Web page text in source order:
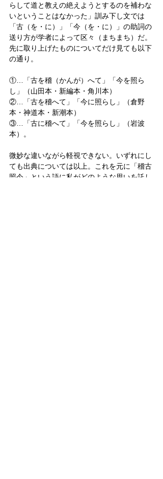
らして道と教えの絶えようとするのを補わな
いということはなかった」訓み下し文では
「古（を・に）」「今（を・に）」の助詞の
送り方が学者によって区々（まちまち）だ。
先に取り上げたものについてだけ見ても以下
の通り。
①…「古を稽（かんが）へて」「今を照ら
し」（山田本・新編本・角川本）
②…「古を稽へて」「今に照らし」（倉野
本・神道本・新潮本）
③…「古に稽へて」「今を照らし」（岩波
本）。
微妙な違いながら軽視できない。いずれにし
ても出典については以上。これを元に「稽古
照今」という語に私がどのような思いを託し